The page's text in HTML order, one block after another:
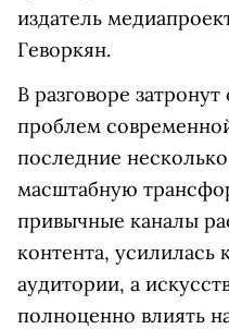
издатель
Геворкян.
В разговоре
проблем
последние
масштабную
привычные каналы
контента, усилилась
аудитории, а
полноценно влиять